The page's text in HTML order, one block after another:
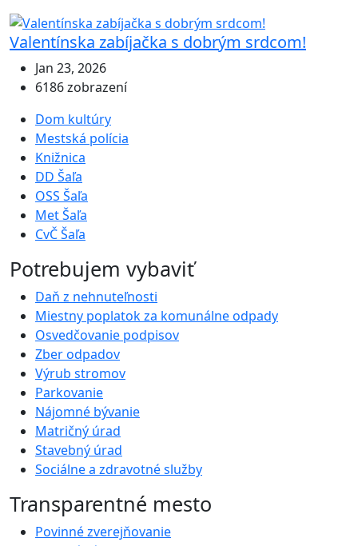
Valentínska zabíjačka s dobrým srdcom!
Jan 23, 2026
6186 zobrazení
Dom kultúry
Mestská polícia
Knižnica
DD Šaľa
OSS Šaľa
Met Šaľa
CvČ Šaľa
Potrebujem vybaviť
Daň z nehnuteľnosti
Miestny poplatok za komunálne odpady
Osvedčovanie podpisov
Zber odpadov
Výrub stromov
Parkovanie
Nájomné bývanie
Matričný úrad
Stavebný úrad
Sociálne a zdravotné služby
Transparentné mesto
Povinné zverejňovanie